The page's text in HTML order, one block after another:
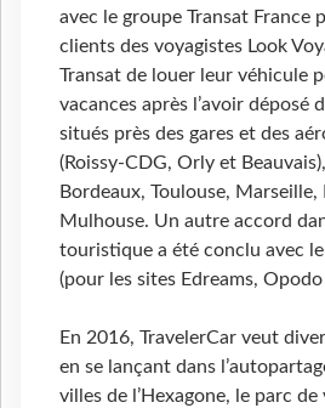
avec le groupe Transat France
clients des voyagistes Look
Transat de louer leur véhicule
vacances après l’avoir déposé
situés près des gares et des
(Roissy-CDG, Orly et
Bordeaux, Toulouse, Marseille,
Mulhouse. Un autre accord
touristique a été conclu avec
(pour les sites Edreams, Opodo
En 2016, TravelerCar veut
en se lançant dans
villes de l’Hexagone, le parc